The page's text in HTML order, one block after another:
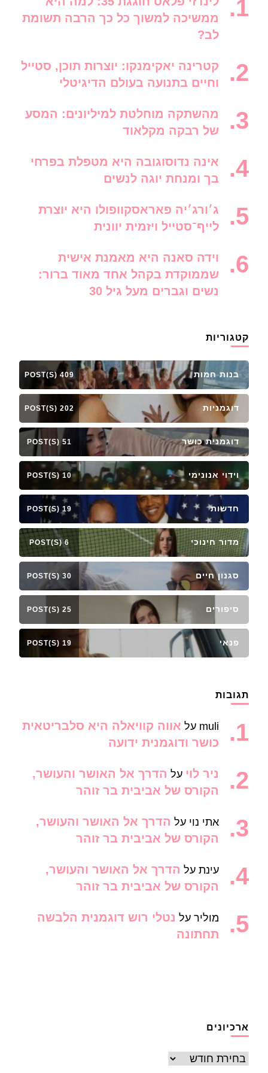
ממשיכה למשוך כל כך הרבה תשומת
לב?
קטרינה יאקימנקו: יוצרות תוכן, סטייל
וחיים בתנועה בעולם הדיגיטלי
מהשתקה מוחלטת למיליונים: המסע
של רבקה מקלאוד
אינה נדוסוגובה היא מטפלת בפרחי
בך ומנחת יוגה לנשים
ג׳ורג׳יה פאראסקוופולו היא יוצרת
לייף־סטייל ויזמית יוונית
וידה סאנה היא מאמנת אישית
שממוקדת בקהל אחד מאוד ברור:
נשים וגברים מעל גיל 30
קטגוריות
בנות חמות 409 POST(S)
דוגמניות 202 POST(S)
דוגמנית כושר 51 POST(S)
וידוי אנונימי 10 POST(S)
חדשות 19 POST(S)
מדור חינוכי 6 POST(S)
סגנון חיים 30 POST(S)
סיפורים 25 POST(S)
פנאי 19 POST(S)
תגובות
muli על אווה קוויאלה היא סלבריטאית
כושר ודוגמנית ידועה
ניר לוי על הדרך אל האושר והעושר,
הקורס של אביבית בר זוהר
אתי נוי על הדרך אל האושר והעושר,
הקורס של אביבית בר זוהר
עינת על הדרך אל האושר והעושר,
הקורס של אביבית בר זוהר
מוליר על נטלי רוש דוגמנית הלבשה
תחתונה
ארכיונים
ארכיונים